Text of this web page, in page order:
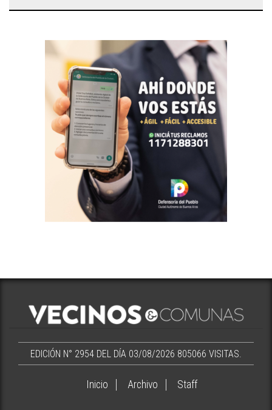
EDICIÓN N° 2954 DEL DÍA 03/08/2026 805066 VISITAS.
Inicio Archivo Staff